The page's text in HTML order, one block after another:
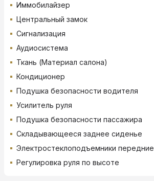
Иммобилайзер
Центральный замок
Сигнализация
Аудиосистема
Ткань (Материал салона)
Кондиционер
Подушка безопасности водителя
Усилитель руля
Подушка безопасности пассажира
Складывающееся заднее сиденье
Электростеклоподъемники передние
Регулировка руля по высоте